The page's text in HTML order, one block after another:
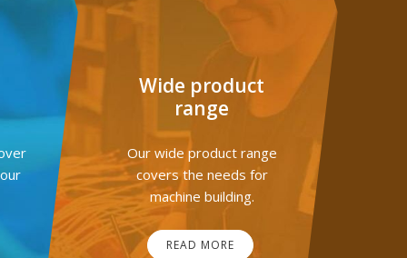
Wide product
range
Our wide product range
covers the needs for
machine building.
READ MORE